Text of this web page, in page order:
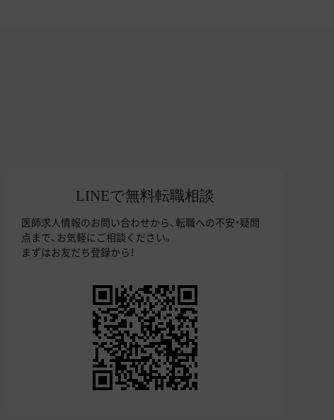
LINEで無料転職相談
医師求人情報のお問い合わせから、転職への不安・疑問
点まで、お気軽にご相談ください。
まずはお友だち登録から！